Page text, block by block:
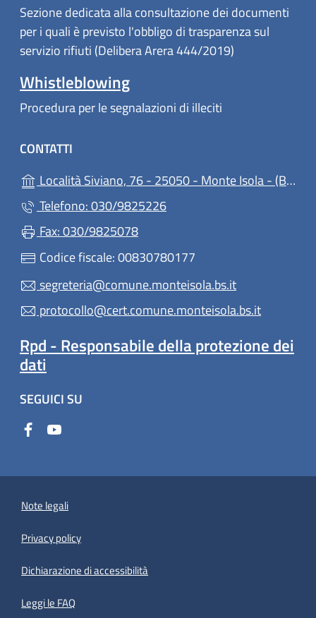
Sezione dedicata alla consultazione dei documenti
per i quali è previsto l'obbligo di trasparenza sul
servizio rifiuti (Delibera Arera 444/2019)
Whistleblowing
Procedura per le segnalazioni di illeciti
CONTATTI
Località Siviano, 76 - 25050 - Monte Isola - (BS)
Telefono: 030/9825226
Fax: 030/9825078
Codice fiscale: 00830780177
segreteria@comune.monteisola.bs.it
protocollo@cert.comune.monteisola.bs.it
Rpd - Responsabile della protezione dei
dati
SEGUICI SU
Note legali
Privacy policy
Dichiarazione di accessibilità
Leggi le FAQ